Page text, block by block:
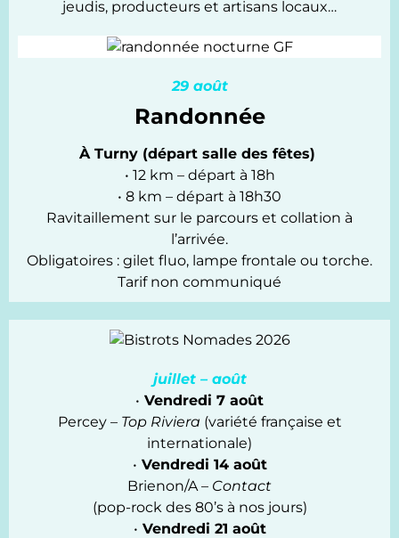
jeudis, producteurs et artisans locaux…
29 août
Randonnée
À Turny (départ salle des fêtes)
• 12 km – départ à 18h
• 8 km – départ à 18h30
Ravitaillement sur le parcours et collation à
l’arrivée.
Obligatoires : gilet fluo, lampe frontale ou torche.
Tarif non communiqué
juillet – août
• Vendredi 7 août
Percey – Top Riviera (variété française et
internationale)
• Vendredi 14 août
Brienon/A – Contact
(pop-rock des 80’s à nos jours)
• Vendredi 21 août